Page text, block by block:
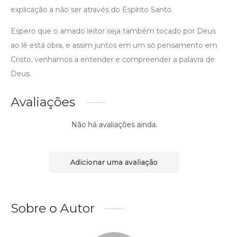
explicação a não ser através do Espírito Santo.
Espero que o amado leitor seja também tocado por Deus
ao lê está obra, e assim juntos em um só pensamento em
Cristo, venhamos a entender e compreender a palavra de
Deus.
Avaliações
Não há avaliações ainda.
Adicionar uma avaliação
Sobre o Autor